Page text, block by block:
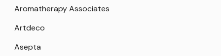
Aromatherapy Associates
Artdeco
Asepta